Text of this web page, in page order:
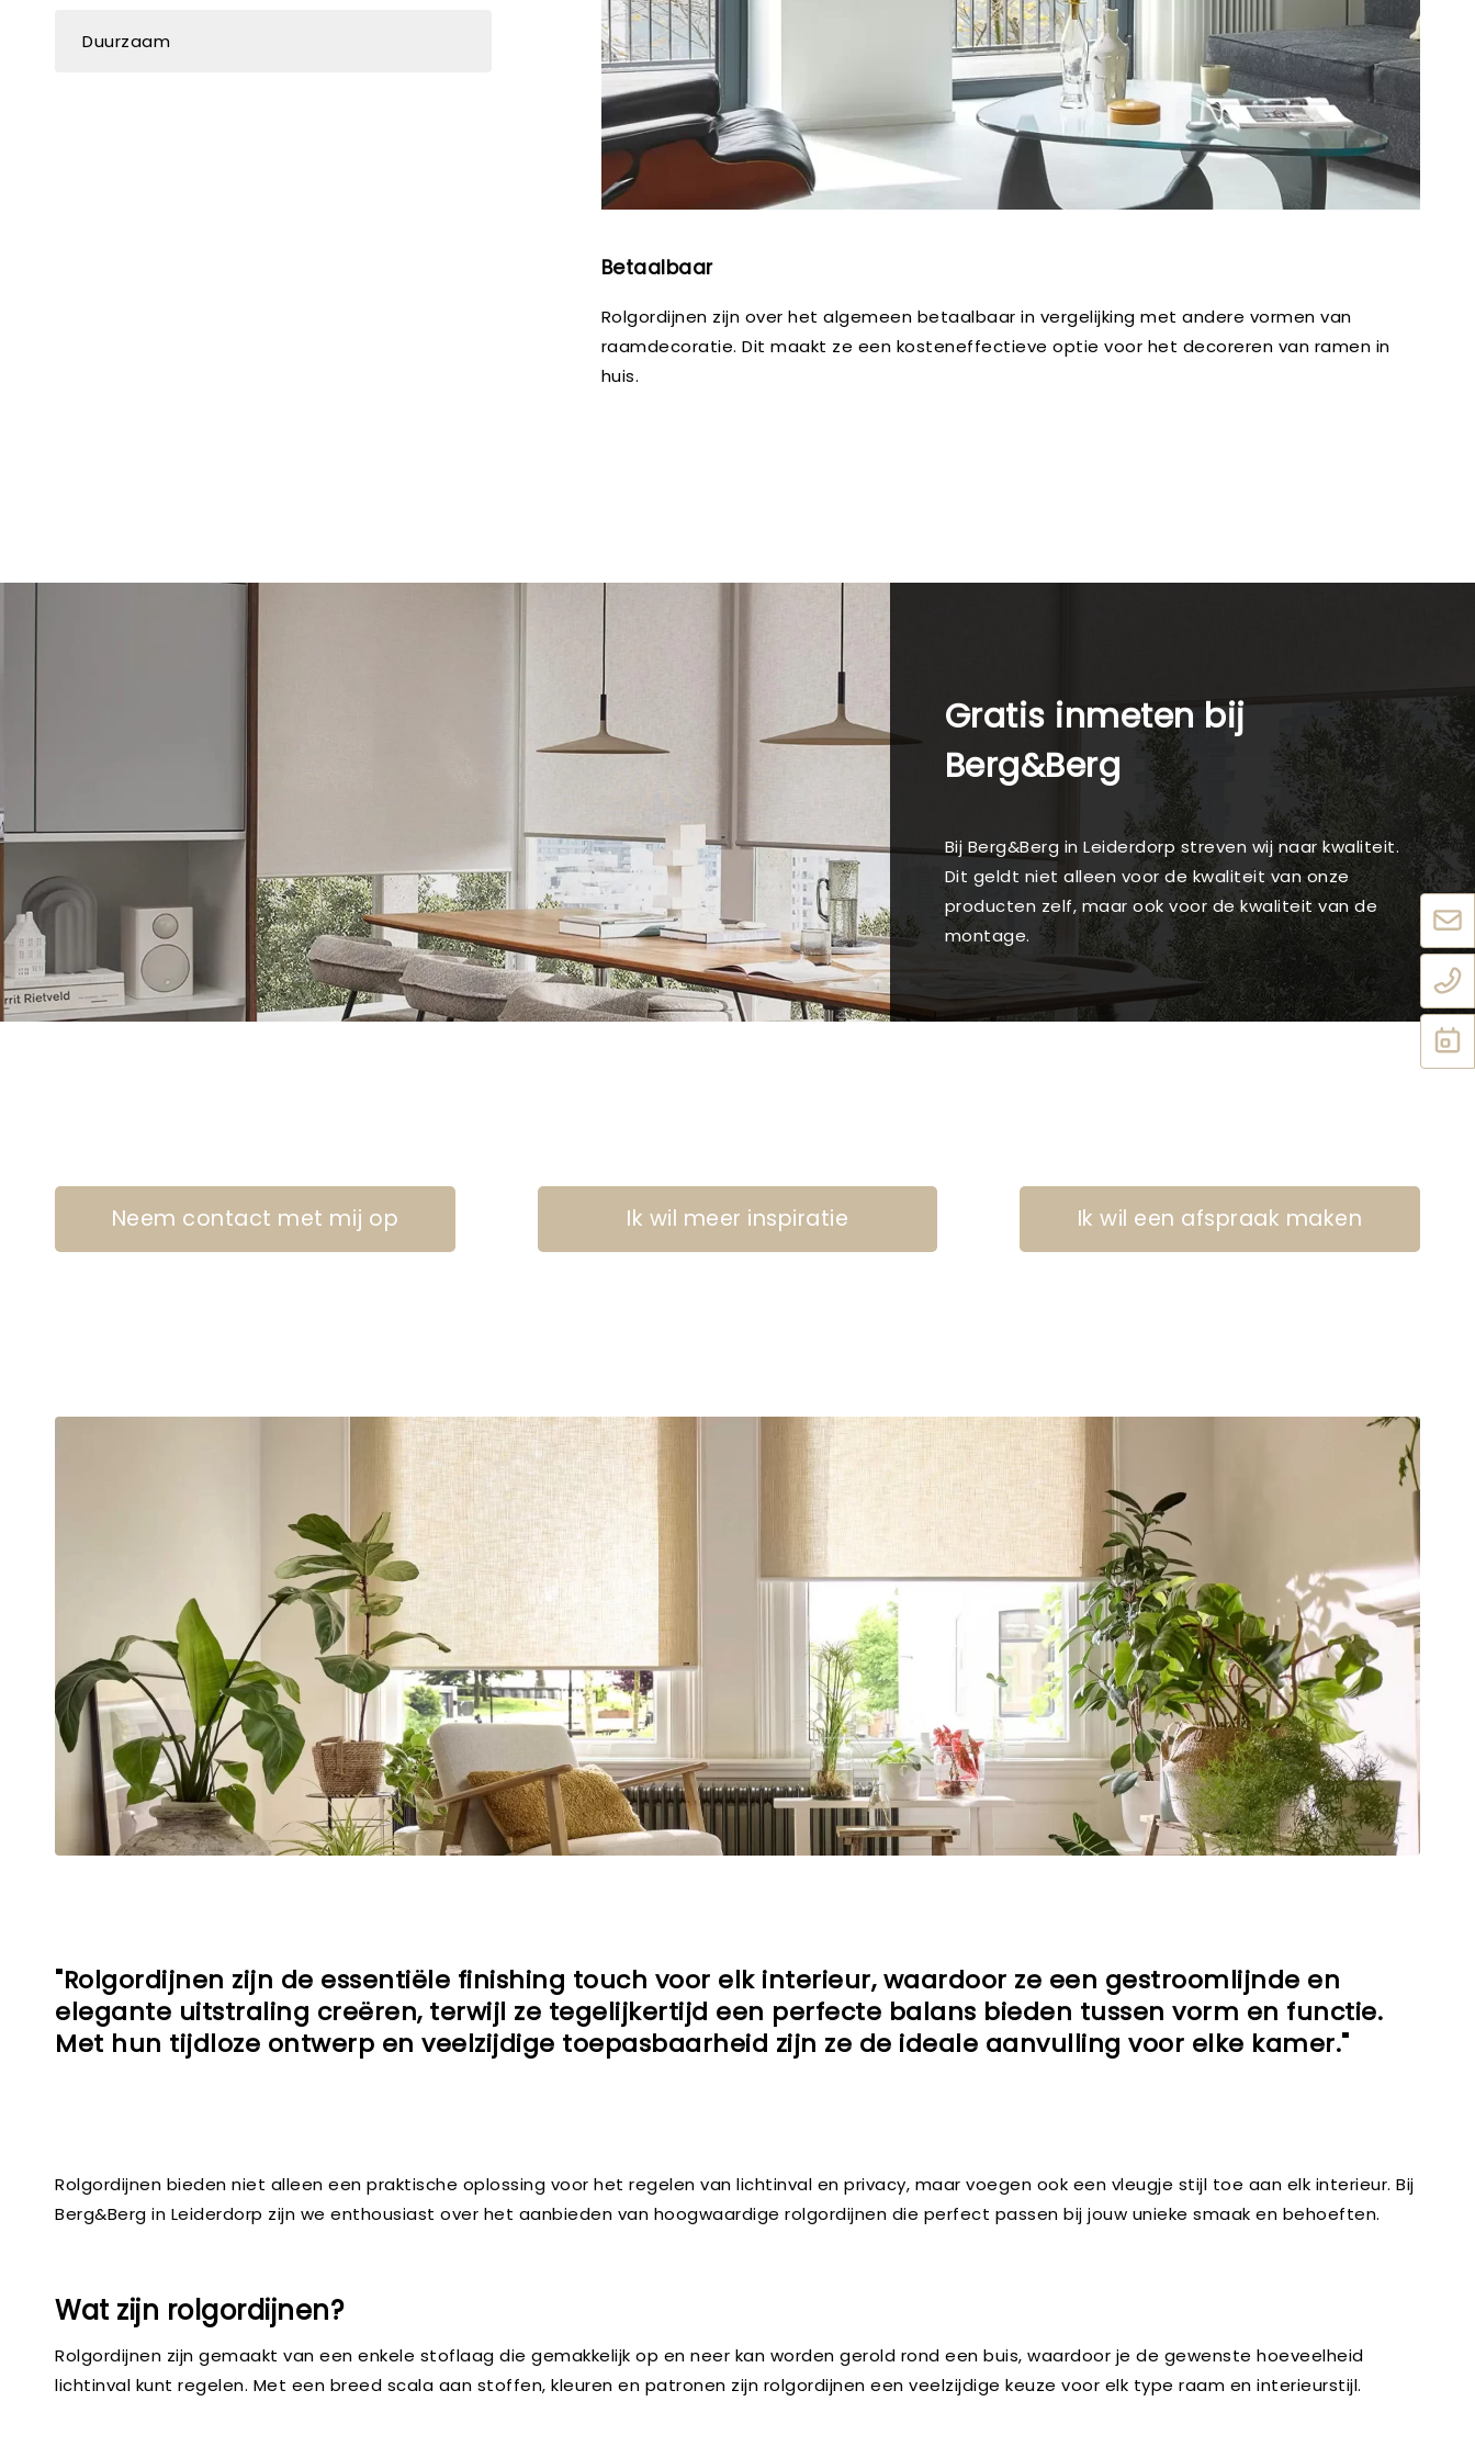
Betaalbaar
Rolgordijnen zijn over het algemeen betaalbaar in vergelijking met andere vormen van
raamdecoratie. Dit maakt ze een kosteneffectieve optie voor het decoreren van ramen in
huis.
Duurzaam
Gratis inmeten bij
Berg&Berg
Bij Berg&Berg in Leiderdorp streven wij naar kwaliteit.
Dit geldt niet alleen voor de kwaliteit van onze
producten zelf, maar ook voor de kwaliteit van de
montage.
Neem contact met mij op Ik wil meer inspiratie Ik wil een afspraak maken
"Rolgordijnen zijn de essentiële finishing touch voor elk interieur, waardoor ze een gestroomlijnde en
elegante uitstraling creëren, terwijl ze tegelijkertijd een perfecte balans bieden tussen vorm en functie.
Met hun tijdloze ontwerp en veelzijdige toepasbaarheid zijn ze de ideale aanvulling voor elke kamer."
Rolgordijnen bieden niet alleen een praktische oplossing voor het regelen van lichtinval en privacy, maar voegen ook een vleugje stijl toe aan elk interieur. Bij
Berg&Berg in Leiderdorp zijn we enthousiast over het aanbieden van hoogwaardige rolgordijnen die perfect passen bij jouw unieke smaak en behoeften.
Wat zijn rolgordijnen?
Rolgordijnen zijn gemaakt van een enkele stoflaag die gemakkelijk op en neer kan worden gerold rond een buis, waardoor je de gewenste hoeveelheid
lichtinval kunt regelen. Met een breed scala aan stoffen, kleuren en patronen zijn rolgordijnen een veelzijdige keuze voor elk type raam en interieurstijl.